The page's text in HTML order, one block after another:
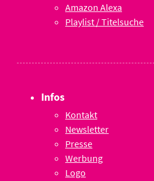
Amazon Alexa
Playlist / Titelsuche
Infos
Kontakt
Newsletter
Presse
Werbung
Logo